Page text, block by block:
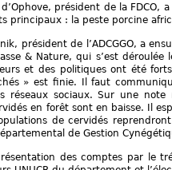
d’Ophove, président de la
principaux : la peste porcine
président de l’ADCGGO, a
& Nature, qui s’est
et des politiques ont été
» est finie. Il faut
réseaux sociaux. Sur une
en forêt sont en baisse. Il
de cervidés
de Gestion
des comptes par le